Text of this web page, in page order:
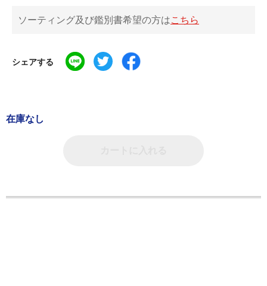
ソーティング及び鑑別書希望の方はこちら
シェアする
在庫なし